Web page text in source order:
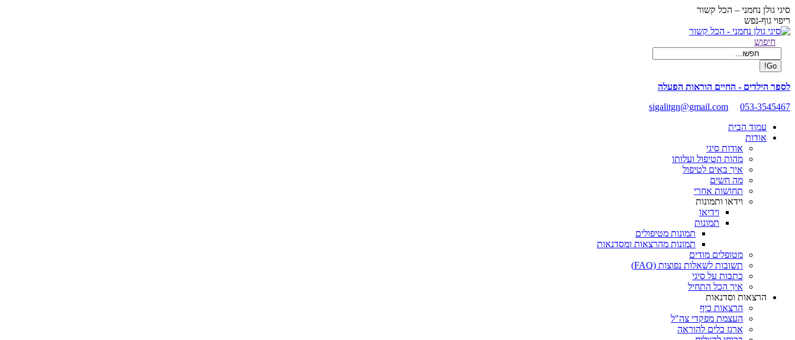
Skip
to
content
סיגי גולן נחמני – הכל קשור
ריפוי גוף-נפש
Facebook
opens
new
window
Search:
חיפוש
לספר הילדים - החיים הוראות הפעלה
sigalitgn@gmail.com
053-3545467
עמוד הבית
אודות
אודות סיגי
מהות הטיפול ועלותו
איך באים לטיפול
מה חשים
תחושות אחרי
וידאו ותמונות
וידיאו
תמונות
תמונות מטיפולים
תמונות מהרצאות ומסדנאות
מטופלים מודים
תשובות לשאלות נפוצות (FAQ)
כתבות על סיגי
איך הכל התחיל
הרצאות וסדנאות
הרצאות כיף
העצמת מפקדי צה"ל
ארגז כלים להוראה